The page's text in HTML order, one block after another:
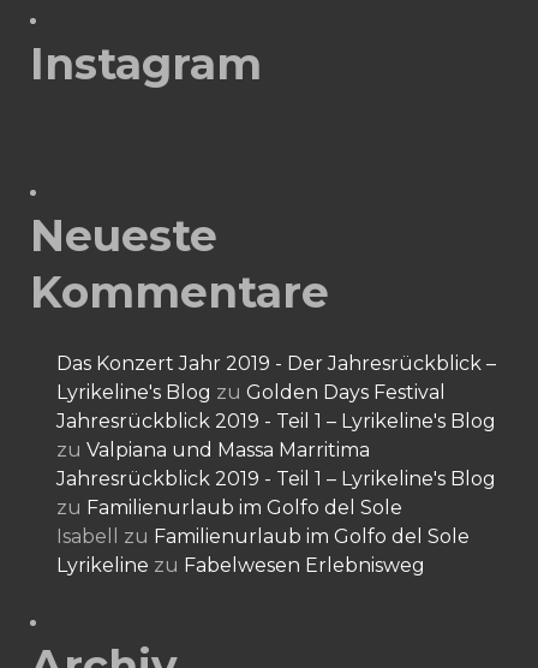
Instagram
Neueste
Kommentare
Das Konzert Jahr 2019 - Der Jahresrückblick –
Lyrikeline's Blog zu Golden Days Festival
Jahresrückblick 2019 - Teil 1 – Lyrikeline's Blog
zu Valpiana und Massa Marritima
Jahresrückblick 2019 - Teil 1 – Lyrikeline's Blog
zu Familienurlaub im Golfo del Sole
Isabell
zu Familienurlaub im Golfo del Sole
Lyrikeline zu Fabelwesen Erlebnisweg